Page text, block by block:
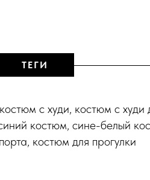
ТЕГИ
с худи, костюм с
костюм, сине-белый
костюм для прогулки